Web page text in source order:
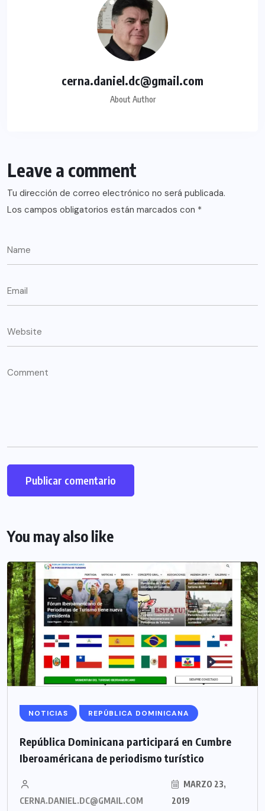
cerna.daniel.dc@gmail.com
About Author
Leave a comment
Tu dirección de correo electrónico no será publicada.
Los campos obligatorios están marcados con *
You may also like
NOTICIAS REPÚBLICA DOMINICANA
República Dominicana participará en Cumbre
Iberoaméricana de periodismo turístico
CERNA.DANIEL.DC@GMAIL.COM
MARZO 23,
2019